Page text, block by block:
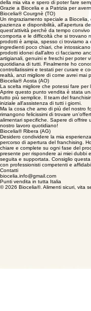
professionalità di Patrizia, sono
Fin dal primo giorno ho trovato
qualità e spesso difficili da trovare
Sono passati solo tre mesi
passione e impegno nel mio lavoro.
della mia vita e spero di poter fare
Grazie a Biocelia e a Patrizia per
Biocelia® Courgnè (TO)
Un ringraziamento speciale a
pazienza e disponibilità, all'apertura
quest'attività perchè da tempo
comporta e le difficoltà che si trovano
prodotti è ampia, spesso ci troviamo a
ingredienti poco chiari, che
prodotti idonei dall'altro ci facciamo
artigianali, genuini e freschi per poter
quotidiana di tutti. Finalmente ho
controllatissimi e testati per curare e
realtà, anzi migliore di come avrei mai
Biocelia® Aosta (AO)
La scelta migliore che potessi fare per
​Aprire questo punto vendita è stata
tutto più semplice. Il team del
iniziale all'assistenza di tutti i giorni.
​Ma la cosa che amo di più del nostro
rimangono felicissimi di trovare
alimentari specifiche. Sapere di offrire
nostro lavoro quotidiano!
Biocelia® Ribera (AG)
Desidero condividere la mia
percorso di apertura del franchising.
chiare e complete su ogni fase del
presente per rispondere ai miei dubbi
seguita e supportata. Consiglio